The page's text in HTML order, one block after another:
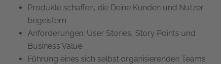
Produkte schaffen, die Deine Kunden und Nutzer
begeistern
Anforderungen: User Stories, Story Points und
Business Value
Führung eines sich selbst organisierenden Teams